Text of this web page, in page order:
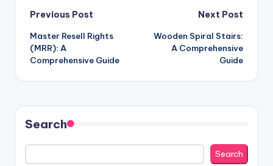
Post
navigation
Previous Post
Master Resell Rights
(MRR): A
Comprehensive Guide
Next Post
Wooden Spiral Stairs:
A Comprehensive
Guide
Search
Search